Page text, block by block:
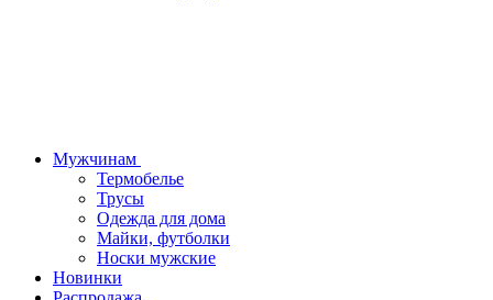
Мужчинам
Термобелье
Трусы
Одежда для дома
Майки, футболки
Носки мужские
Новинки